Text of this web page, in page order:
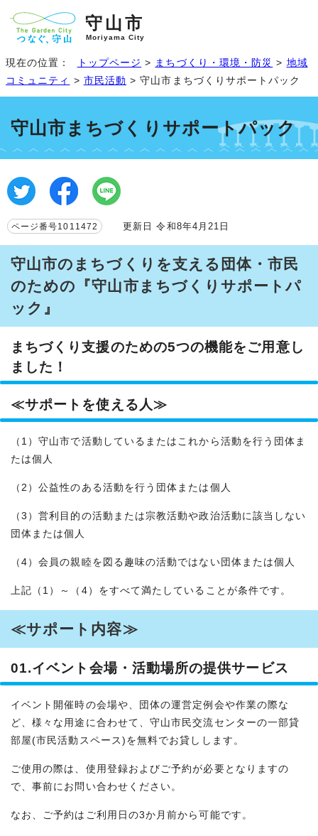
守山市
Moriyama City
現在の位置： トップページ > まちづくり・環境・防災 > 地域
コミュニティ
> 市民活動 > 守山市まちづくりサポートパック
守山市まちづくりサポートパック
ページ番号1011472 更新日 令和8年4月21日
守山市のまちづくりを支える団体・市民
のための『守山市まちづくりサポートパ
ック』
まちづくり支援のための5つの機能をご用意し
ました！
≪サポートを使える人≫
（1）守山市で活動しているまたはこれから活動を行う団体ま
たは個人
（2）公益性のある活動を行う団体または個人
（3）営利目的の活動または宗教活動や政治活動に該当しない
団体または個人
（4）会員の親睦を図る趣味の活動ではない団体または個人
上記（1）～（4）をすべて満たしていることが条件です。
≪サポート内容≫
01.イベント会場・活動場所の提供サービス
イベント開催時の会場や、団体の運営定例会や作業の際な
ど、様々な用途に合わせて、守山市民交流センターの一部貸
部屋(市民活動スペース)を無料でお貸しします。
ご使用の際は、使用登録およびご予約が必要となりますの
で、事前にお問い合わせください。
なお、ご予約はご利用日の3か月前から可能です。